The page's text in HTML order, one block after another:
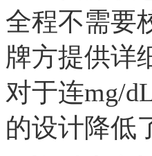
全程不需要
牌方提供详
对于连mg/
的设计降低